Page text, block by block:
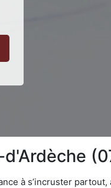
à s’incruster partout,